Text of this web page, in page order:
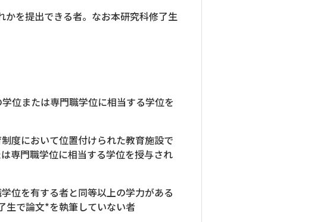
を提出できる者。なお本研究科修了生
位または専門職学位に相当する学位を
度において位置付けられた教育施設で
専門職学位に相当する学位を授与され
位を有する者と同等以上の学力がある
生で論文*を執筆していない者